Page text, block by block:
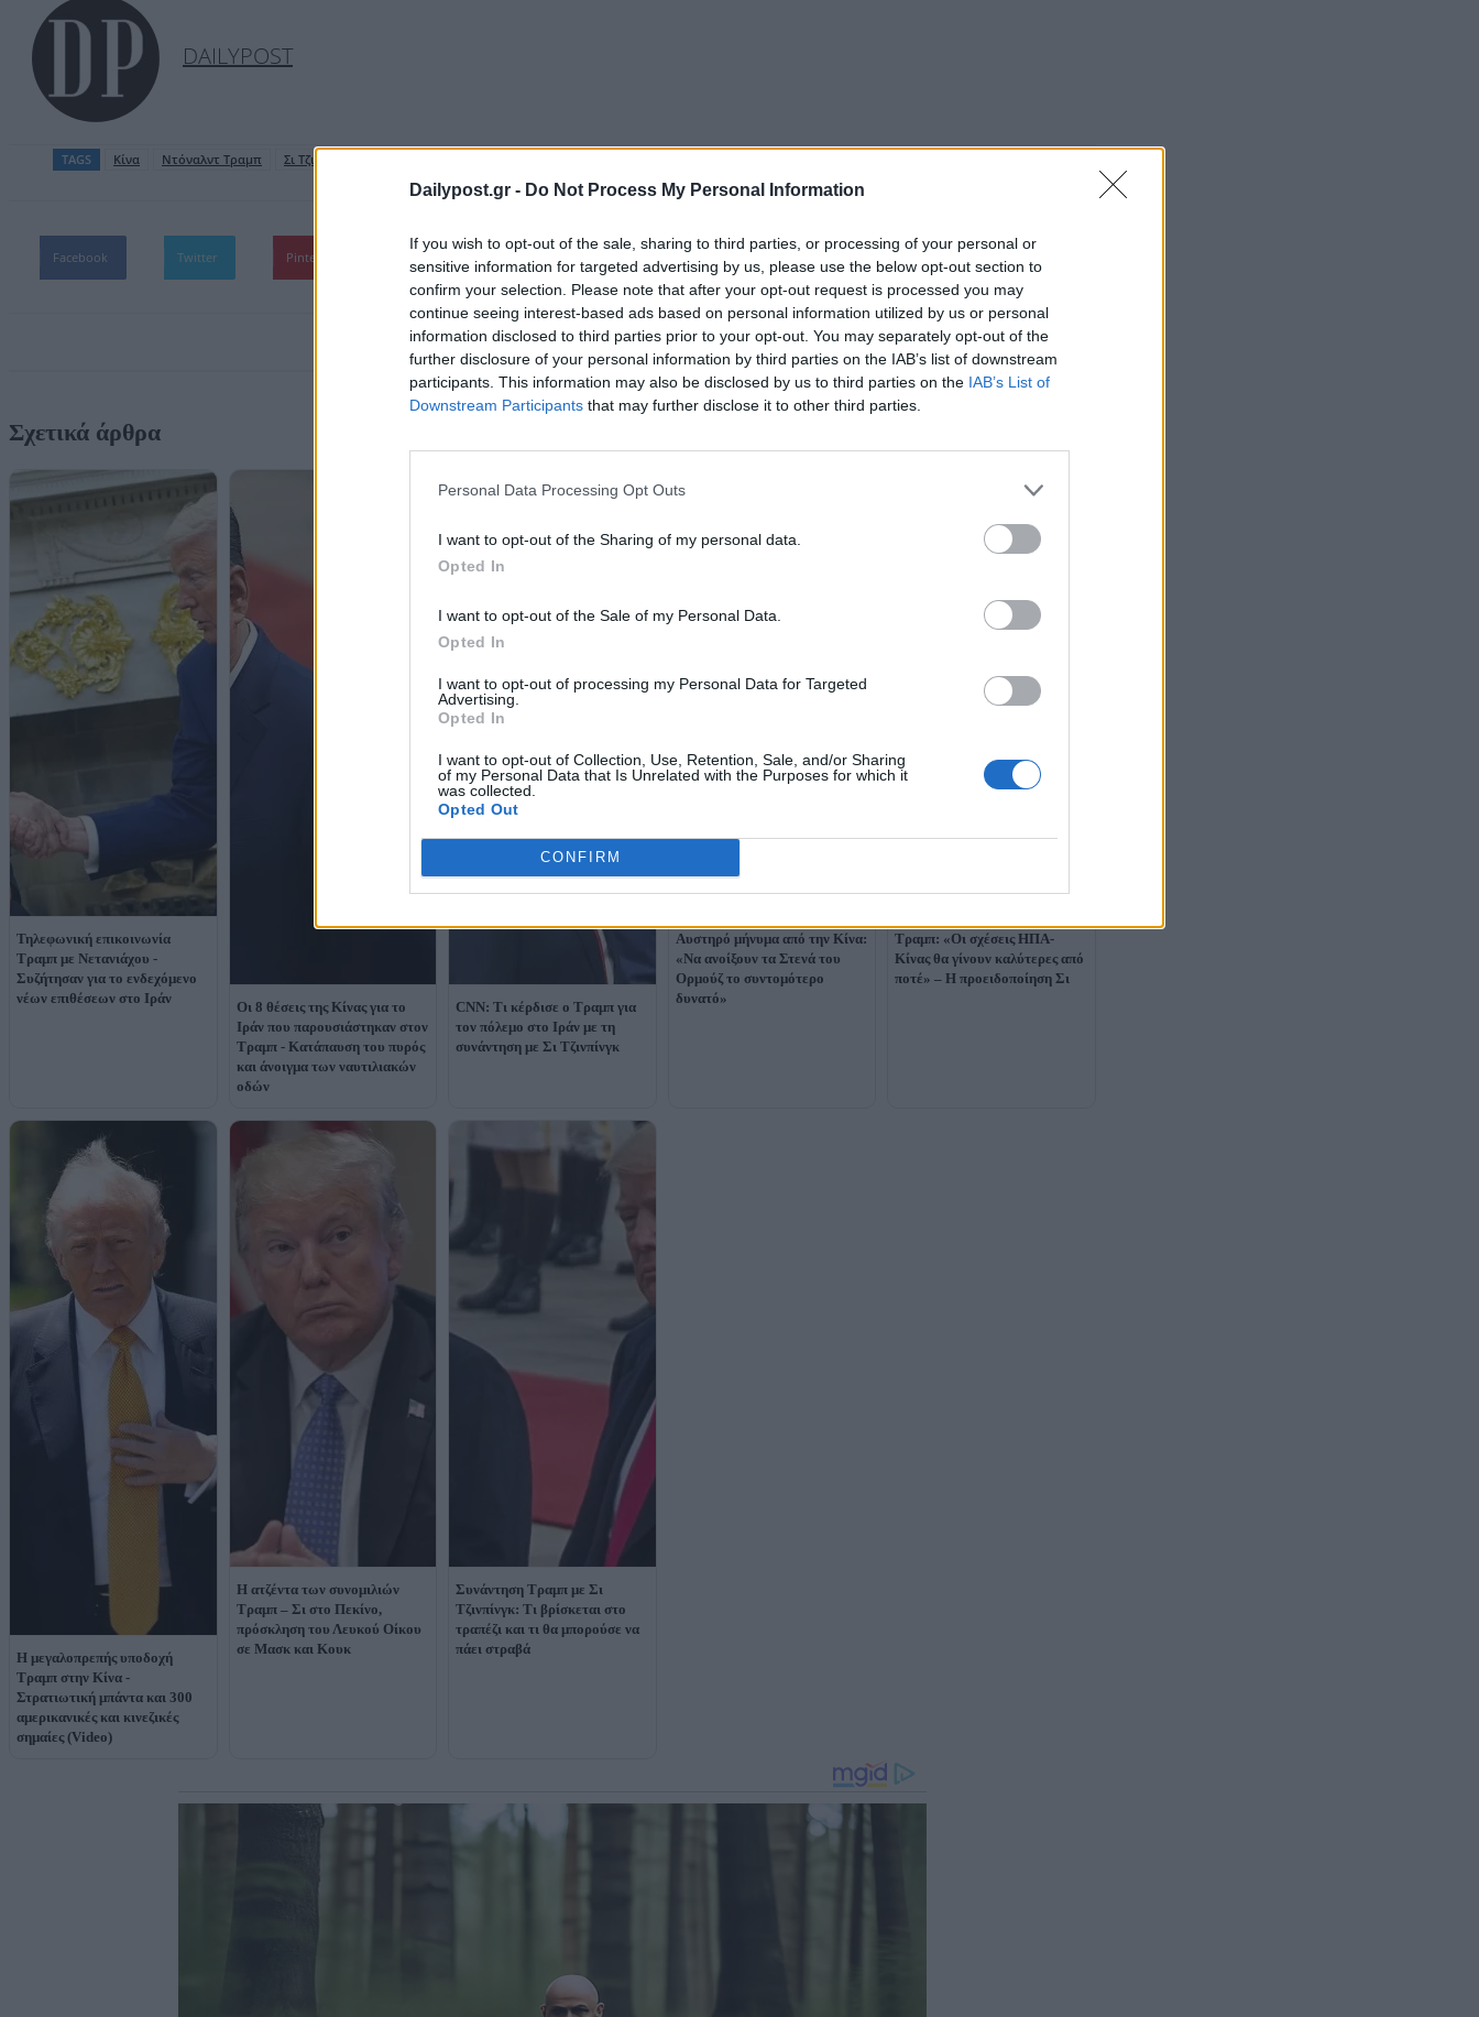
Dailypost.gr - Do Not Process My Personal Information
If you wish to opt-out of the sale, sharing to third parties, or processing of your personal or
sensitive information for targeted advertising by us, please use the below opt-out section to
confirm your selection. Please note that after your opt-out request is processed you may
continue seeing interest-based ads based on personal information utilized by us or personal
information disclosed to third parties prior to your opt-out. You may separately opt-out of the
further disclosure of your personal information by third parties on the IAB’s list of downstream
participants. This information may also be disclosed by us to third parties on the IAB’s List of
Downstream Participants that may further disclose it to other third parties.
Personal Data Processing Opt Outs
I want to opt-out of the Sharing of my personal data.
Opted In
I want to opt-out of the Sale of my Personal Data.
Opted In
I want to opt-out of processing my Personal Data for Targeted
Advertising.
Opted In
I want to opt-out of Collection, Use, Retention, Sale, and/or Sharing
of my Personal Data that Is Unrelated with the Purposes for which it
was collected.
Opted Out
CONFIRM
DAILYPOST
TAGS Κίνα Ντόναλντ Τραμπ Σι Τζινπίνγκ
Facebook Twitter Pinterest WhatsApp
Σχετικά άρθρα
Τηλεφωνική επικοινωνία
Τραμπ με Νετανιάχου -
Συζήτησαν για το ενδεχόμενο
νέων επιθέσεων στο Ιράν
Οι 8 θέσεις της Κίνας για το
Ιράν που παρουσιάστηκαν στον
Τραμπ - Κατάπαυση του πυρός
και άνοιγμα των ναυτιλιακών
οδών
CNN: Τι κέρδισε ο Τραμπ για
τον πόλεμο στο Ιράν με τη
συνάντηση με Σι Τζινπίνγκ
Αυστηρό μήνυμα από την Κίνα:
«Να ανοίξουν τα Στενά του
Ορμούζ το συντομότερο
δυνατό»
Τραμπ: «Οι σχέσεις ΗΠΑ-
Κίνας θα γίνουν καλύτερες από
ποτέ» – Η προειδοποίηση Σι
Η μεγαλοπρεπής υποδοχή
Τραμπ στην Κίνα -
Στρατιωτική μπάντα και 300
αμερικανικές και κινεζικές
σημαίες (Video)
Η ατζέντα των συνομιλιών
Τραμπ – Σι στο Πεκίνο,
πρόσκληση του Λευκού Οίκου
σε Μασκ και Κουκ
Συνάντηση Τραμπ με Σι
Τζινπίνγκ: Τι βρίσκεται στο
τραπέζι και τι θα μπορούσε να
πάει στραβά